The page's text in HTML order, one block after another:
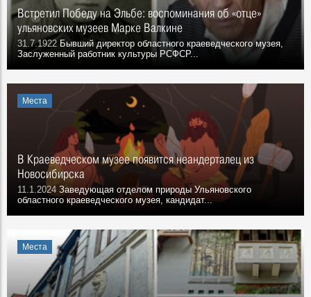
Встретил Победу на Эльбе: воспоминания об «отце»
ульяновских музеев Марке Валкине
31.7.1922 Бывший директор областного краеведческого музея,
Заслуженный работник культуры РСФСР...
Места
В Краеведческом музее появится неандерталец из
Новосибирска
11.1.2024 Заведующая отделом природы Ульяновского
областного краеведческого музея, кандидат...
Места